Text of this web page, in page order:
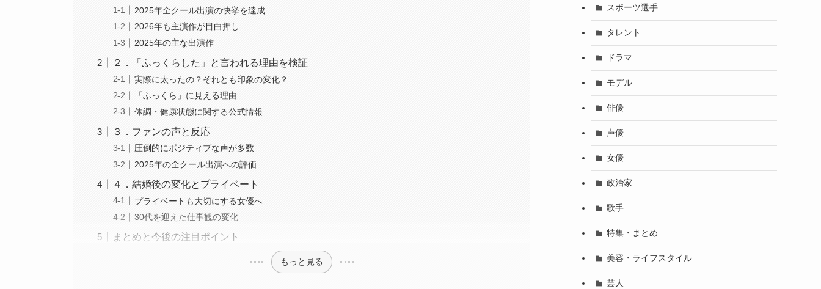
2025年全クール出演の快挙を達成
2026年も主演作が目白押し
2025年の主な出演作
２．「ふっくらした」と言われる理由を検証
実際に太ったの？それとも印象の変化？
「ふっくら」に見える理由
体調・健康状態に関する公式情報
３．ファンの声と反応
圧倒的にポジティブな声が多数
2025年の全クール出演への評価
４．結婚後の変化とプライベート
プライベートも大切にする女優へ
30代を迎えた仕事観の変化
まとめと今後の注目ポイント
もっと見る
スポーツ選手
タレント
ドラマ
モデル
俳優
声優
女優
政治家
歌手
特集・まとめ
美容・ライフスタイル
芸人